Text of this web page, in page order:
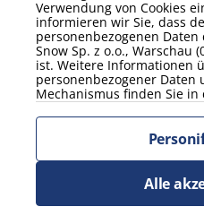
HANNA
expandieren
Verwendung von Cookies
informieren wir Sie, dass
personenbezogenen
Snow Sp. z o.o., Warschau
ist. Weitere Informationen
personenbezogener Daten
Mechanismus finden Sie in
Alle